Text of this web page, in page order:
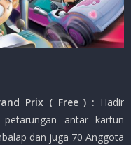
Prix ( Free ) : Hadir
antar kartun
dan juga 70 Anggota